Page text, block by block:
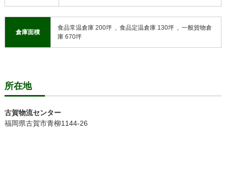
倉庫面積
食品常温倉庫 200坪 , 食品定温倉庫 130坪 , 一般貨物倉
庫 670坪
所在地
古賀物流センター
福岡県古賀市青柳1144-26